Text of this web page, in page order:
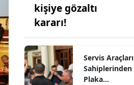
kişiye gözaltı
kararı!
Servis Araçları
Sahiplerinden
Plaka